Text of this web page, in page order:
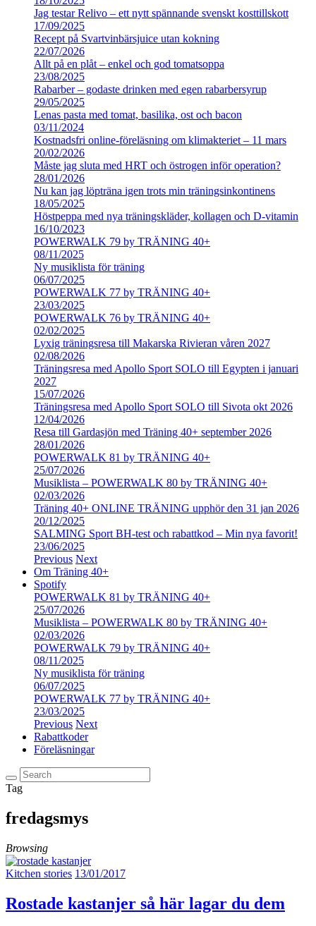
Jag testar Relivo – ett nytt spännande svenskt kosttillskott
17/09/2025
Recept på Svartvinbärsjuice utan kokning
22/07/2026
Allt på en plåt – enkel och god tomatsoppa
23/08/2025
Rabarber – godaste drinken med egen rabarbersyrup
29/05/2025
Lenas pasta med tomat, basilika, ost och bacon
03/11/2024
Kostnadsfri online-föreläsning om klimakteriet – 11 mars
20/02/2026
Måste jag sluta med HRT och östrogen inför operation?
28/01/2026
Nu kan jag löpträna igen trots min träningsinkontinens
18/05/2025
Höstpeppa med nya träningskläder, kollagen och D-vitamin
16/10/2023
POWERWALK 79 by TRÄNING 40+
08/11/2025
Ny musiklista för träning
06/07/2025
POWERWALK 77 by TRÄNING 40+
23/03/2025
POWERWALK 76 by TRÄNING 40+
02/02/2025
Lyxig träningsresa till Makarska Rivieran våren 2027
02/08/2026
Träningsresa med Apollo Sport SOLO till Egypten i januari
2027
15/07/2026
Träningsresa med Apollo Sport SOLO till Sivota okt 2026
12/04/2026
Resa till Gardasjön med Träning 40+ september 2026
28/01/2026
POWERWALK 81 by TRÄNING 40+
25/07/2026
Musiklista – POWERWALK 80 by TRÄNING 40+
02/03/2026
Träning 40+ ONLINE TRÄNING upphör den 31 jan 2026
20/12/2025
SALMING Sport BH-test och rabattkod – Min nya favorit!
23/06/2025
Previous Next
Om Träning 40+
Spotify
POWERWALK 81 by TRÄNING 40+
25/07/2026
Musiklista – POWERWALK 80 by TRÄNING 40+
02/03/2026
POWERWALK 79 by TRÄNING 40+
08/11/2025
Ny musiklista för träning
06/07/2025
POWERWALK 77 by TRÄNING 40+
23/03/2025
Previous Next
Rabattkoder
Föreläsningar
Tag
fredagsmys
Browsing
Kitchen stories 13/01/2017
Rostade kastanjer så här lagar du dem